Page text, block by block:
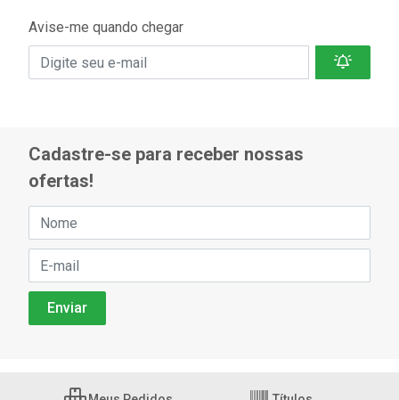
Avise-me quando chegar
Cadastre-se para receber nossas
ofertas!